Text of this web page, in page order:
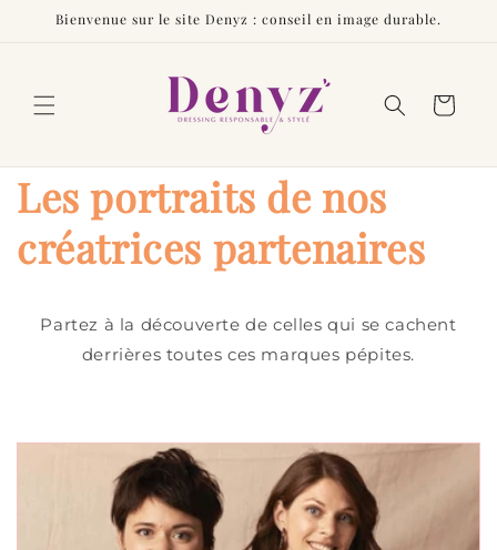
passer
Bienvenue sur le site Denyz : conseil en image durable.
Panier
Les portraits de nos
créatrices partenaires
Partez à la découverte de celles qui se cachent
derrières toutes ces marques pépites.